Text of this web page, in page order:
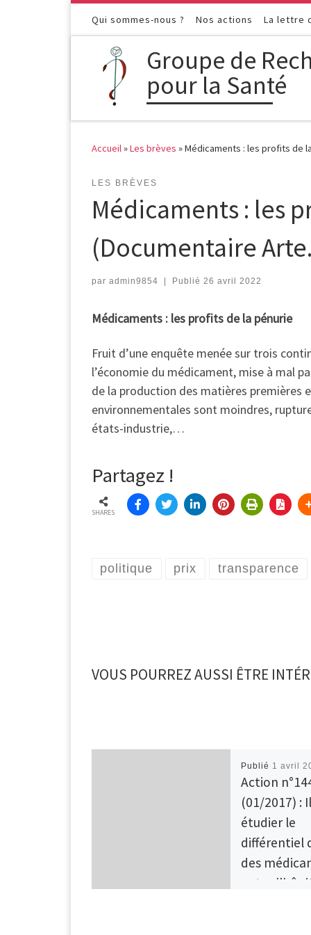
Passer au contenuQui sommes-nous ? Nos actions La lettre
Groupe de
pour la Santé
Accueil»Les brèves »Médicaments : les profits de
LES BRÈVES
Médicaments : les
(Documentaire
par admin9854 Publié 26 avril 2022
Médicaments : les profits de la pénurie
Fruit d’une enquête menée sur trois
l’économie du médicament, mise à mal
de la production des matières premières
environnementales sont moindres,
états-industrie,…
Partagez !
SHARES
politique prix transparence
VOUS POURREZ AUSSI ÊTRE
Publié 1 avril
Action
(01/2017) :
étudier le
différentiel
des
entre